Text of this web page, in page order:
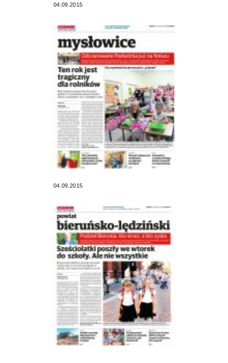
04.09.2015
04.09.2015